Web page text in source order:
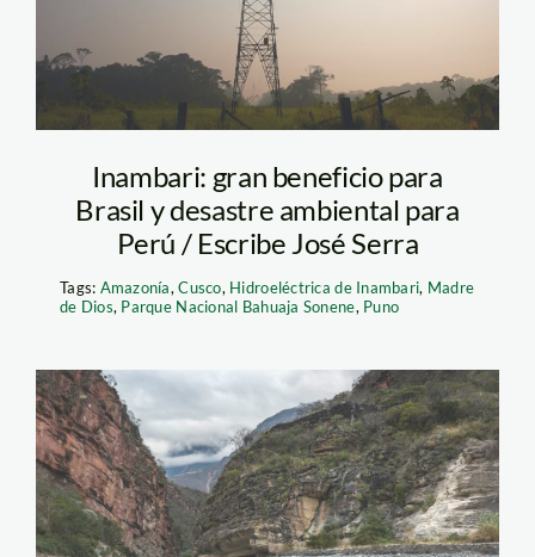
Inambari: gran beneficio para
Brasil y desastre ambiental para
Perú / Escribe José Serra
Tags: Amazonía,Cusco, Hidroeléctrica de Inambari, Madre
de Dios, Parque Nacional Bahuaja Sonene, Puno
maranon-diego-
perez-2